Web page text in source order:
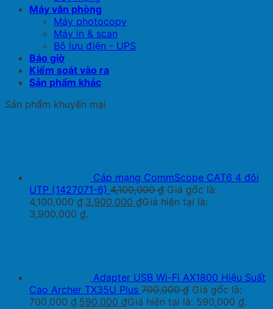
Máy văn phòng
Máy photocopy
Máy in & scan
Bộ lưu điện - UPS
Báo giờ
Kiểm soát vào ra
Sản phẩm khác
Sản phẩm khuyến mại
Cáp mạng CommScope CAT6 4 đôi
UTP (1427071-6) 4,100,000₫ Giá gốc là:
4,100,000 ₫.3,900,000 ₫Giá hiện tại là:
3,900,000 ₫.
Adapter USB Wi-Fi AX1800 Hiệu Suất
Cao Archer TX35U Plus 700,000₫ Giá gốc là:
700,000 ₫.590,000 ₫Giá hiện tại là: 590,000 ₫.